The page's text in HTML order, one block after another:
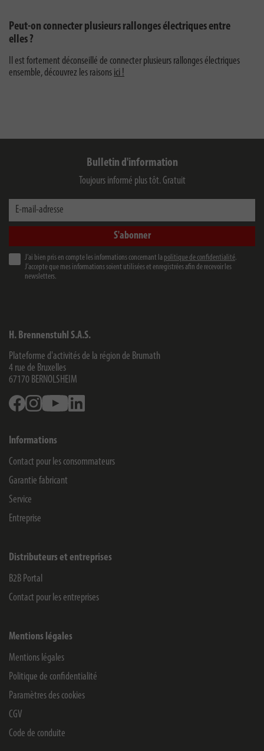
Peut-on connecter plusieurs rallonges électriques entre
elles ?
Il est fortement déconseillé de connecter plusieurs rallonges électriques
ensemble, découvrez les raisons ici !
Bulletin d'information
Toujours informé plus tôt. Gratuit
E-mail-adresse
S'abonner
J’ai bien pris en compte les informations concernant la politique de confidentialité.
J’accepte que mes informations soient utilisées et enregistrées afin de recevoir les
newsletters.
H. Brennenstuhl S.A.S.
Plateforme d'activités de la région de Brumath
4 rue de Bruxelles
67170 BERNOLSHEIM
FacebookInstagramYoutube
Informations
Contact pour les consommateurs
Garantie fabricant
Service
Entreprise
Distributeurs et entreprises
B2B Portal
Contact pour les entreprises
Mentions légales
Mentions légales
Politique de confidentialité
Paramètres des cookies
CGV
Code de conduite